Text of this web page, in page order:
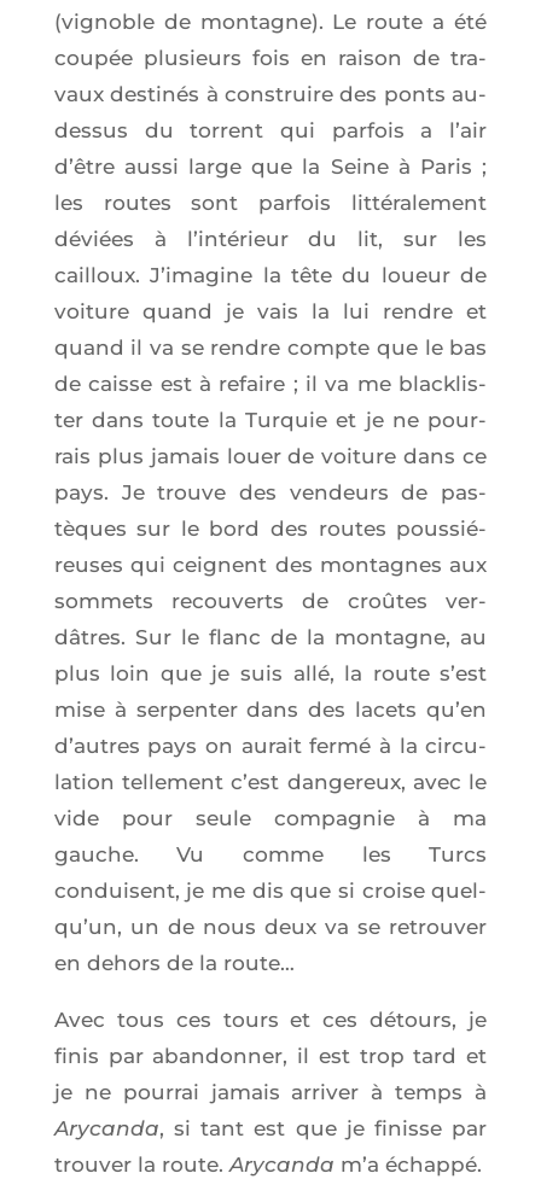
(vignoble de mon­tagne). Le route a été
cou­pée plu­sieurs fois en rai­son de tra­
vaux des­ti­nés à construire des ponts au-
des­sus du tor­rent qui par­fois a l’air
d’être aus­si large que la Seine à Paris ;
les routes sont par­fois lit­té­ra­le­ment
déviées à l’in­té­rieur du lit, sur les
cailloux. J’i­ma­gine la tête du loueur de
voi­ture quand je vais la lui rendre et
quand il va se rendre compte que le bas
de caisse est à refaire ; il va me bla­ck­lis­
ter dans toute la Tur­quie et je ne pour­
rais plus jamais louer de voi­ture dans ce
pays. Je trouve des ven­deurs de pas­
tèques sur le bord des routes pous­sié­
reuses qui ceignent des mon­tagnes aux
som­mets recou­verts de croûtes ver­
dâtres. Sur le flanc de la mon­tagne, au
plus loin que je suis allé, la route s’est
mise à ser­pen­ter dans des lacets qu’en
d’autres pays on aurait fer­mé à la cir­cu­
la­tion tel­le­ment c’est dan­ge­reux, avec le
vide pour seule com­pa­gnie à ma
gauche. Vu comme les Turcs
conduisent, je me dis que si croise quel­
qu’un, un de nous deux va se retrou­ver
en dehors de la route…
Avec tous ces tours et ces détours, je
finis par aban­don­ner, il est trop tard et
je ne pour­rai jamais arri­ver à temps à
Ary­can­da, si tant est que je finisse par
trou­ver la route.Ary­can­da m’a échappé.